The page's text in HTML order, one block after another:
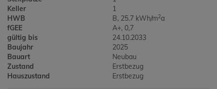
Keller
1
HWB
B, 25.7 kWh/m2a
fGEE
A+, 0,7
gültig bis
24.10.2033
Baujahr
2025
Bauart
Neubau
Zustand
Erstbezug
Hauszustand
Erstbezug